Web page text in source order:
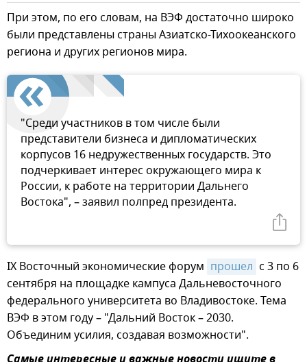
При этом, по его словам, на ВЭФ достаточно широко
были представлены страны Азиатско-Тихоокеанского
региона и других регионов мира.
"Среди участников в том числе были
представители бизнеса и дипломатических
корпусов 16 недружественных государств. Это
подчеркивает интерес окружающего мира к
России, к работе на территории Дальнего
Востока", – заявил полпред президента.
IX Восточный экономические форум прошел с 3 по 6
сентября на площадке кампуса Дальневосточного
федерального университета во Владивостоке. Тема
ВЭФ в этом году – "Дальний Восток – 2030.
Объединим усилия, создавая возможности".